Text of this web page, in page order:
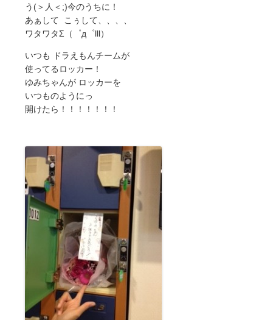
う(＞人＜;)今のうちに！
あぁして こぅして、、、、
ワタワタΣ（゜д゜lll）
いつも ドラえもんチームが
使ってるロッカー！
ゆみちゃんが ロッカーを
いつものようにっ
開けたら！！！！！！！